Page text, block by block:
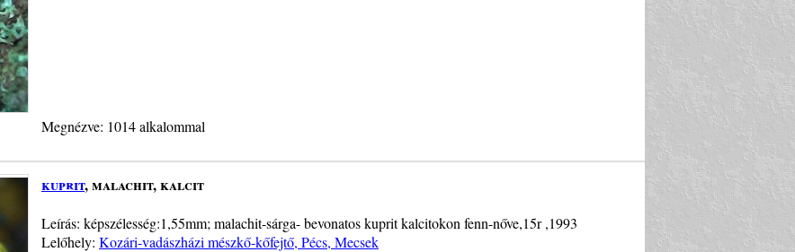
Megnézve: 1014 alkalommal
kuprit, malachit, kalcit
Leírás: képszélesség:1,55mm; malachit-sárga- bevonatos kuprit kalcitokon fenn-nőve,15r ,1993
Lelőhely: Kozári-vadászházi mészkő-kőfejtő, Pécs, Mecsek